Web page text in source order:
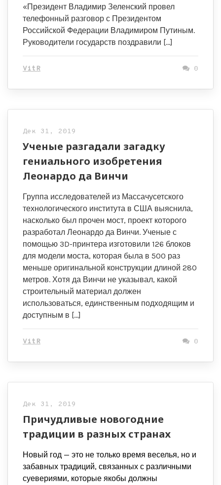
«Президент Владимир Зеленский провел
телефонный разговор с Президентом
Российской Федерации Владимиром Путиным.
Руководители государств поздравили […]
VitR 0
Дек 31, 2019
Ученые разгадали загадку
гениального изобретения
Леонардо да Винчи
Группа исследователей из Массачусетского
технологического института в США выяснила,
насколько был прочен мост, проект которого
разработал Леонардо да Винчи. Ученые с
помощью 3D-принтера изготовили 126 блоков
для модели моста, которая была в 500 раз
меньше оригинальной конструкции длиной 280
метров. Хотя да Винчи не указывал, какой
строительный материал должен
использоваться, единственным подходящим и
доступным в […]
VitR 0
Дек 31, 2019
Причудливые новогодние
традиции в разных странах
Новый год — это не только время веселья, но и
забавных традиций, связанных с различными
суевериями, которые якобы должны